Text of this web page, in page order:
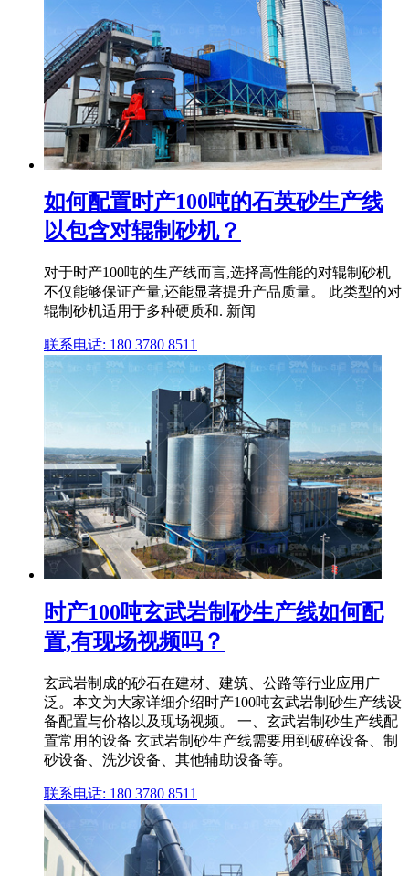
如何配置时产100吨的石英砂生产线
以包含对辊制砂机？
对于时产100吨的生产线而言,选择高性能的对辊制砂机
不仅能够保证产量,还能显著提升产品质量。 此类型的对
辊制砂机适用于多种硬质和. 新闻
联系电话: 180 3780 8511
时产100吨玄武岩制砂生产线如何配
置,有现场视频吗？
玄武岩制成的砂石在建材、建筑、公路等行业应用广
泛。本文为大家详细介绍时产100吨玄武岩制砂生产线设
备配置与价格以及现场视频。 一、玄武岩制砂生产线配
置常用的设备 玄武岩制砂生产线需要用到破碎设备、制
砂设备、洗沙设备、其他辅助设备等。
联系电话: 180 3780 8511